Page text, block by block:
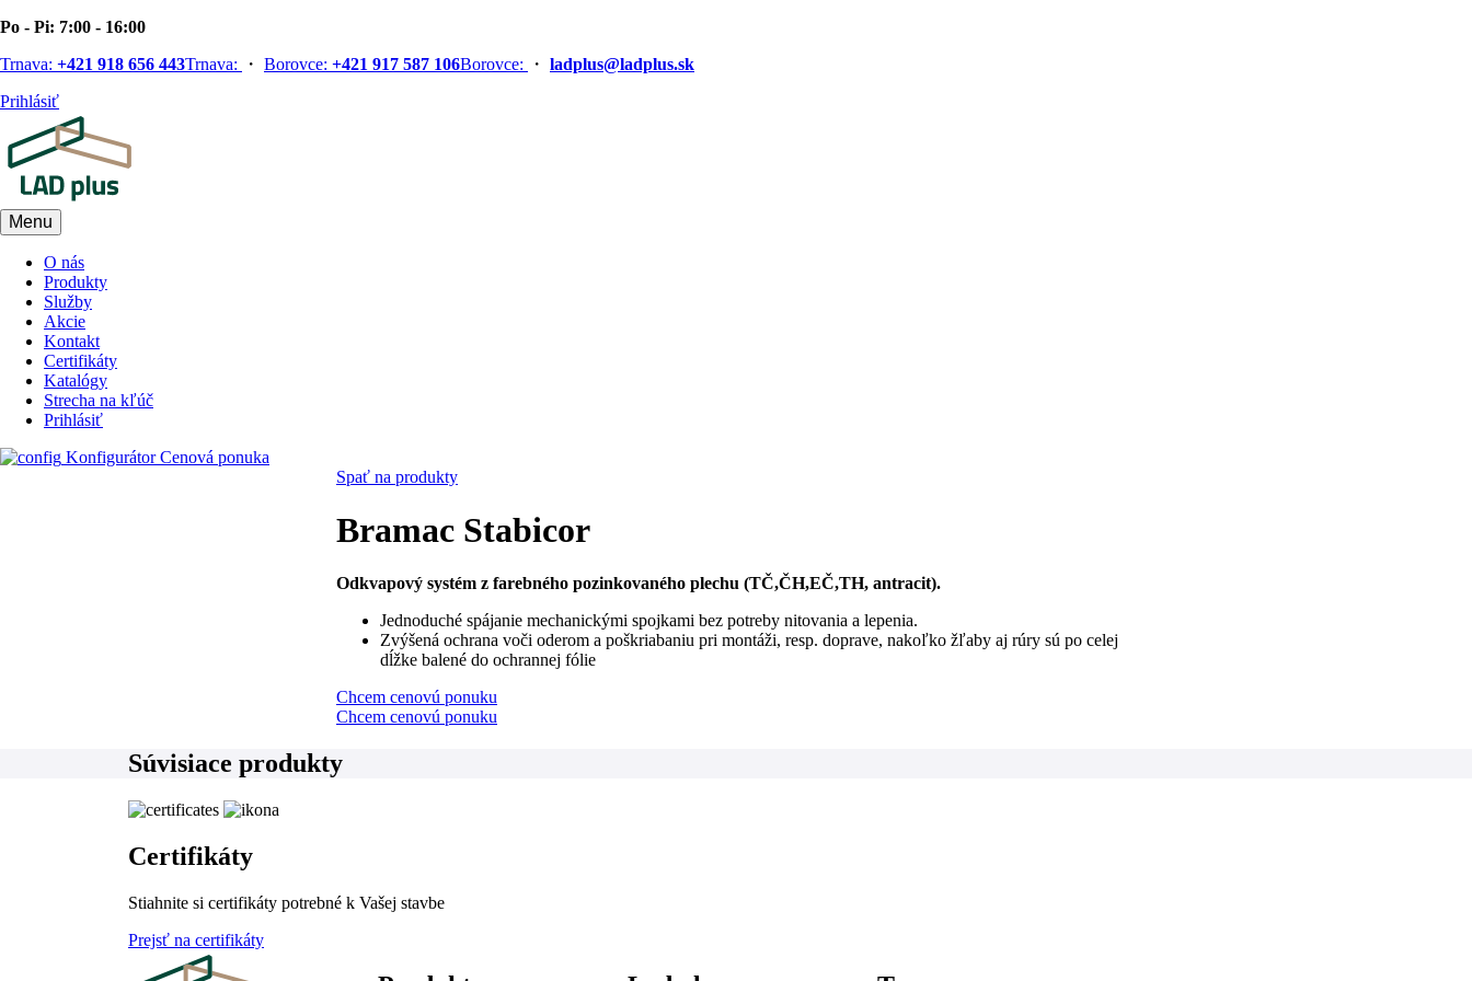
Po - Pi: 7:00 - 16:00
Trnava: +421 918 656 443Trnava: ・ Borovce: +421 917 587 106Borovce: ・ ladplus@ladplus.sk
Prihlásiť
Menu
O nás
Produkty
Služby
Akcie
Kontakt
Certifikáty
Katalógy
Strecha na kľúč
Prihlásiť
Konfigurátor Cenová ponuka
Spať na produkty
Bramac Stabicor
Odkvapový systém z farebného pozinkovaného plechu (TČ,ČH,EČ,TH, antracit).
Jednoduché spájanie mechanickými spojkami bez potreby nitovania a lepenia.
Zvýšená ochrana voči oderom a poškriabaniu pri montáži, resp. doprave, nakoľko žľaby aj rúry sú po celej
dĺžke balené do ochrannej fólie
Chcem cenovú ponuku
Chcem cenovú ponuku
Súvisiace produkty
Certifikáty
Stiahnite si certifikáty potrebné k Vašej stavbe
Prejsť na certifikáty